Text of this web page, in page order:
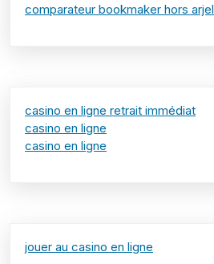
comparateur bookmaker hors arjel
casino en ligne retrait immédiat
casino en ligne
casino en ligne
jouer au casino en ligne